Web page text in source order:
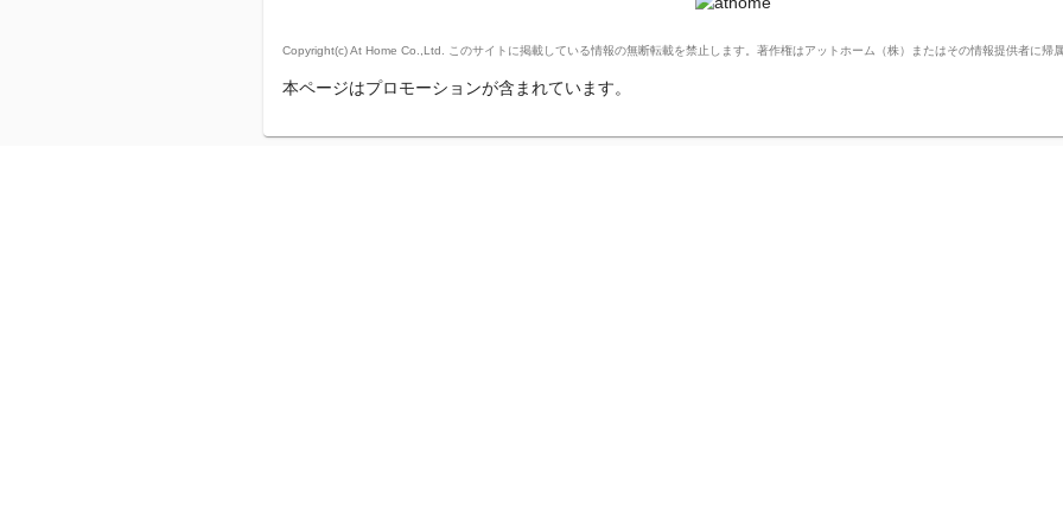
Copyright(c) At Home Co.,Ltd. このサイトに掲載している情報の無断転載を禁止します。著作権はアットホーム（株）またはその情報提供者に帰属
本ページはプロモーションが含まれています。